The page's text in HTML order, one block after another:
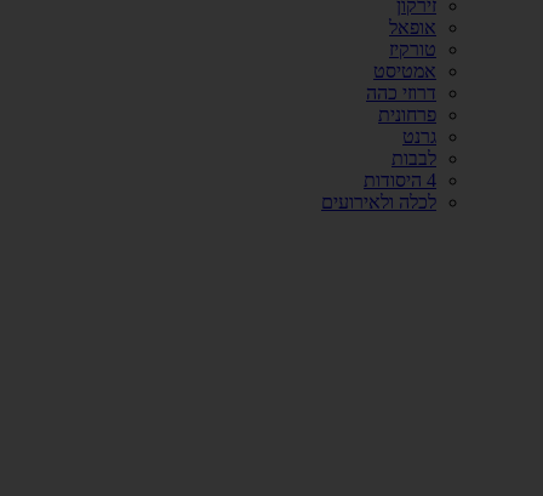
זירקון
אופאל
טורקיז
אמטיסט
דרוזי כהה
פרחונית
גרנט
לבבות
4 היסודות
לכלה ולאירועים